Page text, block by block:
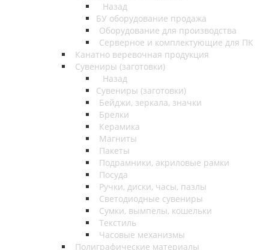
Назад
БУ оборудование продажа
Оборудование для производства
Серверное и комплектующие для ПК
Канатно веревочная продукция
Сувениры (заготовки)
Назад
Сувениры (заготовки)
Бейджи, зеркала, значки
Брелки
Керамика
Магниты
Пакеты
Подрамники, акриловые рамки
Посуда
Ручки, диски, часы, пазлы
Светодиодные сувениры
Сумки, вымпелы, кошельки
Текстиль
Часовые механизмы
Полиграфические материалы